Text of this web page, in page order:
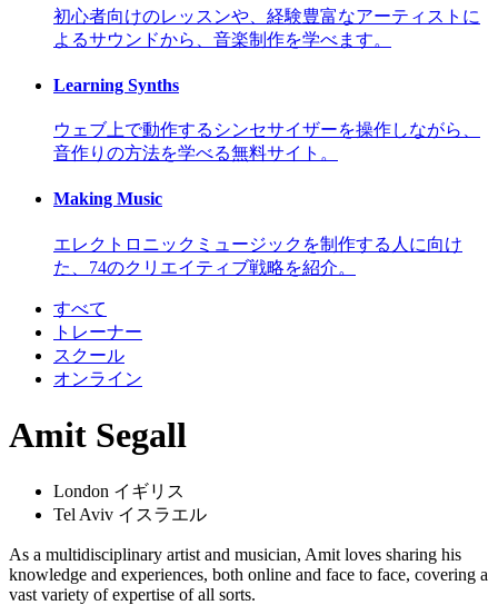
初心者向けのレッスンや、経験豊富なアーティストに
よるサウンドから、音楽制作を学べます。
Learning Synths
ウェブ上で動作するシンセサイザーを操作しながら、
音作りの方法を学べる無料サイト。
Making Music
エレクトロニックミュージックを制作する人に向け
た、74のクリエイティブ戦略を紹介。
すべて
トレーナー
スクール
オンライン
Amit Segall
London イギリス
Tel Aviv イスラエル
As a multidisciplinary artist and musician, Amit loves sharing his
knowledge and experiences, both online and face to face, covering a
vast variety of expertise of all sorts.